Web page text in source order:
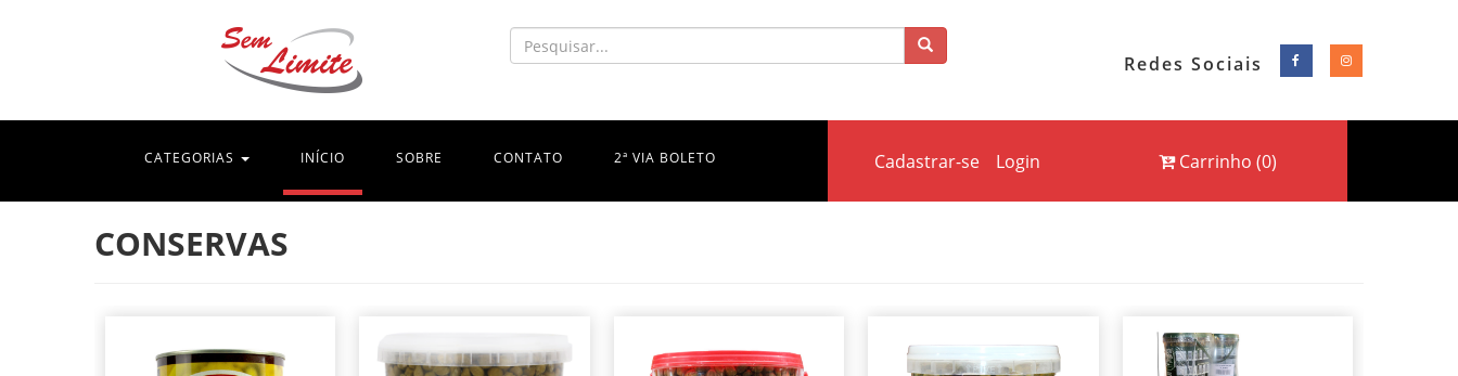
Redes Sociais
CATEGORIAS INÍCIO (current)SOBRE CONTATO 2ª VIA BOLETO Carrinho (0)
Cadastrar-se Login
CONSERVAS